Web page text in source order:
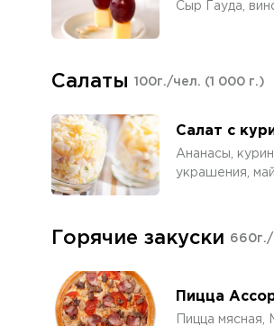
Сыр Гауда,
Салаты 100г./чел. (1 000 г.)
Салат с
Ананасы,
украшения,
Горячие закуски 660г./
Пицца
Пицца мясная,